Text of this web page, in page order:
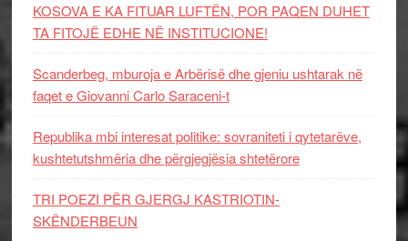
KOSOVA E KA FITUAR LUFTËN, POR PAQEN DUHET
TA FITOJË EDHE NË INSTITUCIONE!
Scanderbeg, mburoja e Arbërisë dhe gjeniu ushtarak në
faqet e Giovanni Carlo Saraceni-t
Republika mbi interesat politike: sovraniteti i qytetarëve,
kushtetutshmëria dhe përgjegjësia shtetërore
TRI POEZI PËR GJERGJ KASTRIOTIN-
SKËNDERBEUN